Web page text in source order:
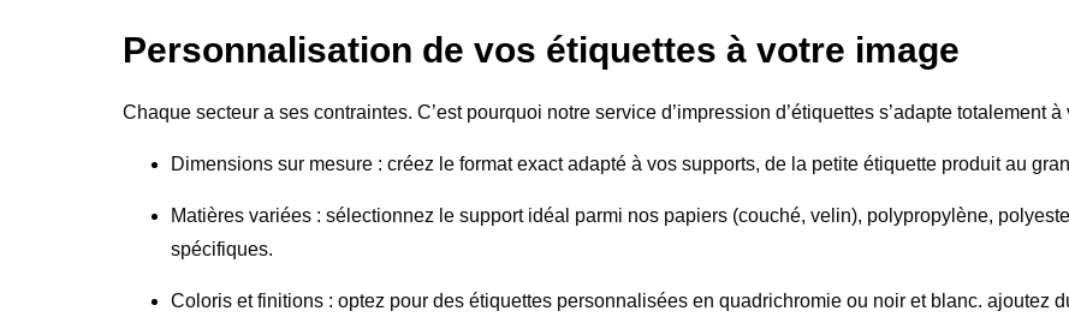
Personnalisation de vos étiquettes à votre image
Chaque secteur a ses contraintes. C’est pourquoi notre service d’impression d’étiquettes s’adapte totalement
Dimensions sur mesure : créez le format exact adapté à vos supports, de la petite étiquette produit au
Matières variées : sélectionnez le support idéal parmi nos papiers (couché, velin), polypropylène,
spécifiques.
Coloris et finitions : optez pour des étiquettes personnalisées en quadrichromie ou noir et blanc. ajoutez